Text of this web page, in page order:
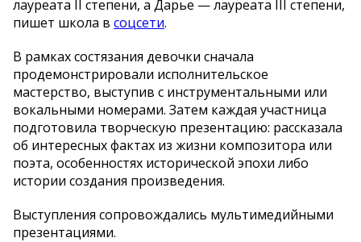
лауреата II степени, а Дарье — лауреата III степени,
пишет школа в соцсети.
В рамках состязания девочки сначала
продемонстрировали исполнительское
мастерство, выступив с инструментальными или
вокальными номерами. Затем каждая участница
подготовила творческую презентацию: рассказала
об интересных фактах из жизни композитора или
поэта, особенностях исторической эпохи либо
истории создания произведения.
Выступления сопровождались мультимедийными
презентациями.